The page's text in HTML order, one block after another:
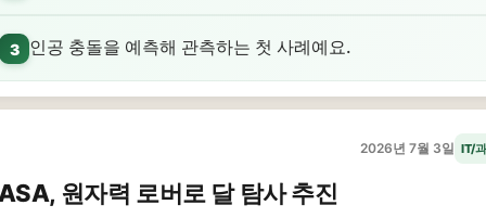
3 인공 충돌을 예측해 관측하는 첫 사례예요.
2026년 7월 3일 IT/
원자력 로버로 달 탐사 추진